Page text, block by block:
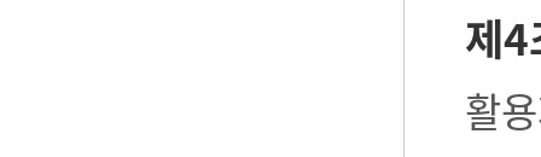
제4
활